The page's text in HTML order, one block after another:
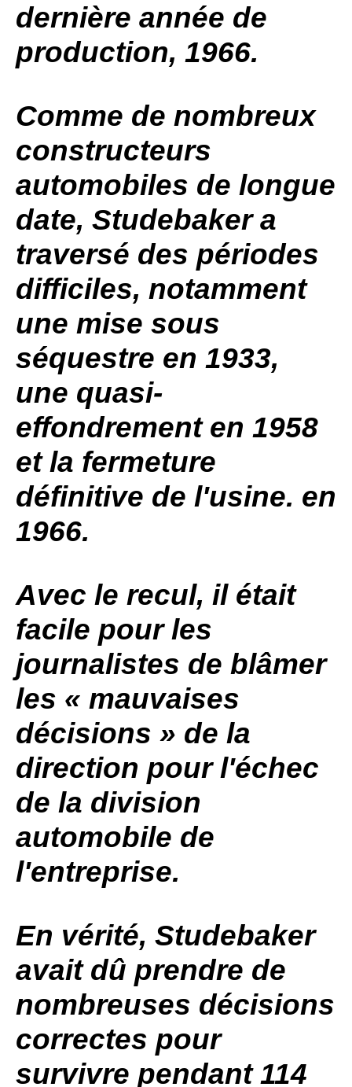
dernière année de
production, 1966.
Comme de nombreux
constructeurs
automobiles de longue
date, Studebakera
traversé des périodes
difficiles, notamment
une mise sous
séquestre en 1933,
une quasi-
effondrement en 1958
et la fermeture
définitive de l'usine. en
1966.
Avec le recul, il était
facile pour les
journalistes de blâmer
les « mauvaises
décisions » de la
direction pour l'échec
de la division
automobile de
l'entreprise.
En vérité, Studebaker
avait dû prendre de
nombreuses décisions
correctes pour
survivre pendant 114